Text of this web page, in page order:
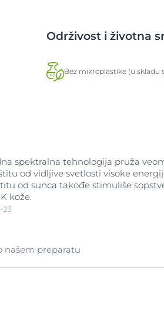
Održivost i životna
Bez mikroplastike (u skladu
spektralna tehnologija pruža
od vidljive svetlosti visoke
od sunca takođe stimuliše
kože.
23
našem preparatu